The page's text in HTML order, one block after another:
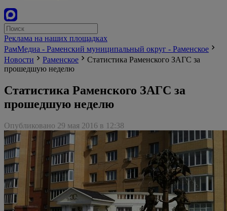
Реклама на наших площадках
РамМедиа - Раменский муниципальный округ - Раменское
Новости
Раменское
Статистика Раменского ЗАГС за
прошедшую неделю
Статистика Раменского ЗАГС за
прошедшую неделю
Опубликовано 29 мая 2016 в 12:38